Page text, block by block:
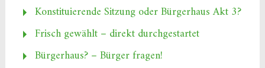
Konstituierende Sitzung oder Bürgerhaus Akt 3?
Frisch gewählt – direkt durchgestartet
Bürgerhaus? – Bürger fragen!